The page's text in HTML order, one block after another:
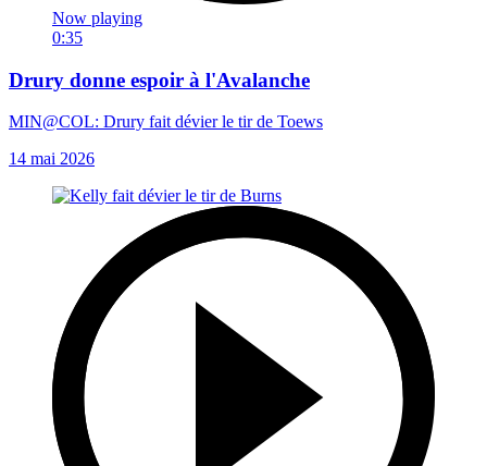
Now playing
0:35
Drury donne espoir à l'Avalanche
MIN@COL: Drury fait dévier le tir de Toews
14 mai 2026